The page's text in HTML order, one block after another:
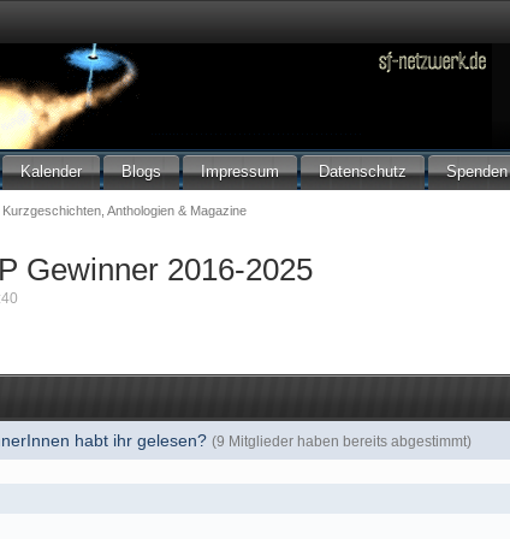
Kalender Blogs Impressum Datenschutz Spenden
Kurzgeschichten, Anthologien & Magazine
Gewinner 2016-2025
habt ihr gelesen?(9 Mitglieder haben bereits abgestimmt)